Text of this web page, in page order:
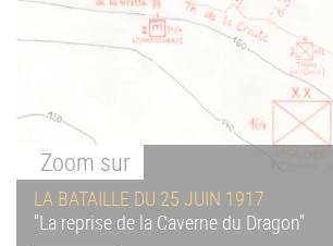
Zoom sur
LA BATAILLE DU 25 JUIN 1917
"La reprise de la Caverne du Dragon"